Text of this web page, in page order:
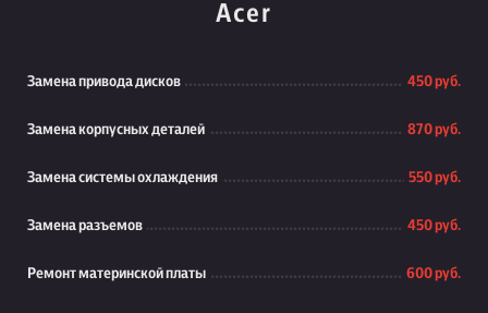
Acer
Замена привода дисков 450 руб.
Замена корпусных деталей 870 руб.
Замена системы охлаждения 550 руб.
Замена разъемов 450 руб.
Ремонт материнской платы 600 руб.